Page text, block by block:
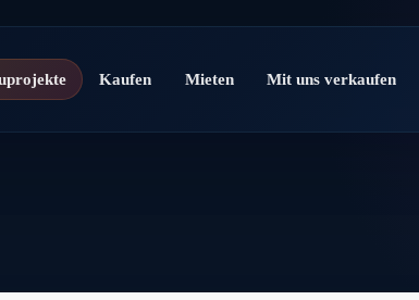
Kaufen Mieten Mit uns verkaufen